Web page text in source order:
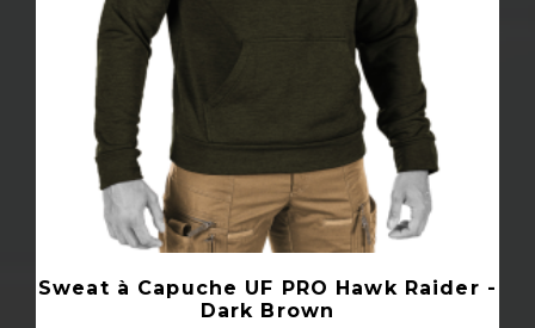
Sweat à Capuche UF PRO Hawk Raider -
Dark Brown